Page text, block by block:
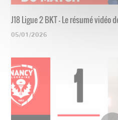
J18 Ligue 2 BKT - Le résumé vidéo
05/01/2026